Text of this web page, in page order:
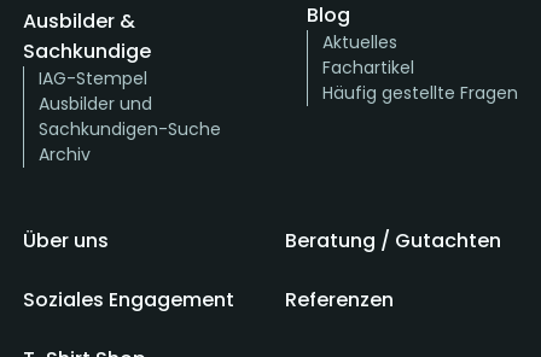
Ausbilder &
Sachkundige
IAG-Stempel
Ausbilder und
Sachkundigen-Suche
Archiv
Blog
Aktuelles
Fachartikel
Häufig gestellte Fragen
Über uns Beratung / Gutachten
Soziales Engagement Referenzen